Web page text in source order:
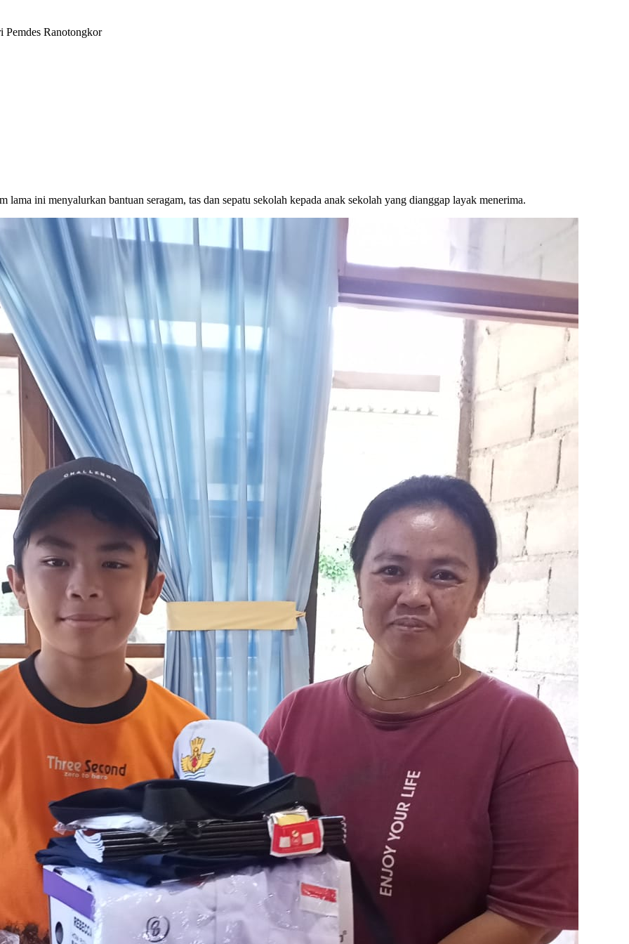
Pemdes Ranotongkor
ini menyalurkan bantuan seragam, tas dan sepatu sekolah kepada anak sekolah yang dianggap layak menerima.